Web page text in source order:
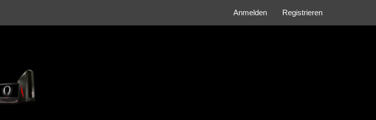
Anmelden Registrieren